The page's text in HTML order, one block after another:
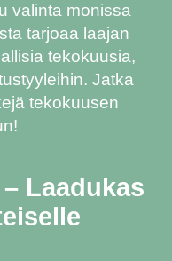
valinta monissa
tarjoaa laajan
tekokuusia,
Jatka
tekokuusen
Laadukas